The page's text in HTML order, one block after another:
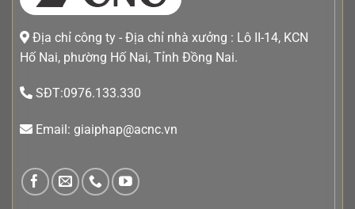
Địa chỉ công ty - Địa chỉ nhà xưởng : Lô II-14, KCN
Hố Nai, phường Hố Nai, Tỉnh Đồng Nai.
SĐT:0976.133.330
Email: giaiphap@acnc.vn